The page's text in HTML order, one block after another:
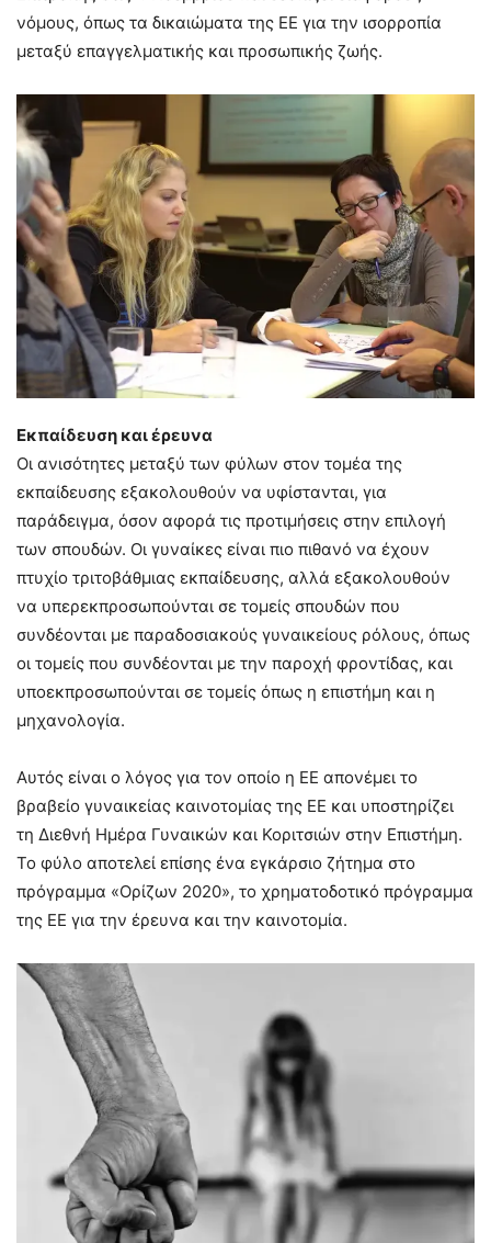
νόμους, όπως τα δικαιώματα της ΕΕ για την ισορροπία
μεταξύ επαγγελματικής και προσωπικής ζωής.
Εκπαίδευση και έρευνα
Οι ανισότητες μεταξύ των φύλων στον τομέα της
εκπαίδευσης εξακολουθούν να υφίστανται, για
παράδειγμα, όσον αφορά τις προτιμήσεις στην επιλογή
των σπουδών. Οι γυναίκες είναι πιο πιθανό να έχουν
πτυχίο τριτοβάθμιας εκπαίδευσης, αλλά εξακολουθούν
να υπερεκπροσωπούνται σε τομείς σπουδών που
συνδέονται με παραδοσιακούς γυναικείους ρόλους, όπως
οι τομείς που συνδέονται με την παροχή φροντίδας, και
υποεκπροσωπούνται σε τομείς όπως η επιστήμη και η
μηχανολογία.
Αυτός είναι ο λόγος για τον οποίο η ΕΕ απονέμει το
βραβείο γυναικείας καινοτομίας της ΕΕ και υποστηρίζει
τη Διεθνή Ημέρα Γυναικών και Κοριτσιών στην Επιστήμη.
Το φύλο αποτελεί επίσης ένα εγκάρσιο ζήτημα στο
πρόγραμμα «Ορίζων 2020», το χρηματοδοτικό πρόγραμμα
της ΕΕ για την έρευνα και την καινοτομία.